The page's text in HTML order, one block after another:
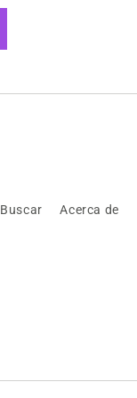
Buscar Acerca de